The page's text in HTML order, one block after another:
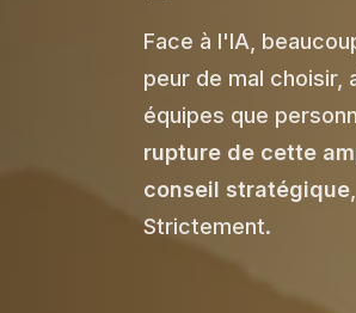
Face à l'IA,
peur de mal choisir,
équipes que
rupture de cette
conseil stratégique
Strictement.